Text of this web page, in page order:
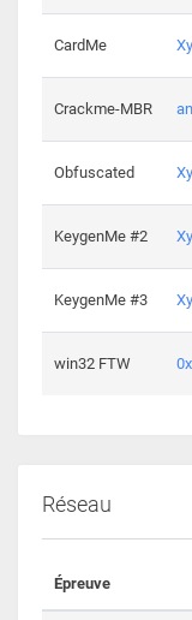
CardMe
Crackme-MBR
Obfuscated
KeygenMe #2
KeygenMe #3
win32 FTW
Réseau
Épreuve